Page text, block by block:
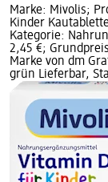
Marke: Mivolis;
Kinder
Kategorie:
2,45 €;
Marke von dm
grün Lieferbar,